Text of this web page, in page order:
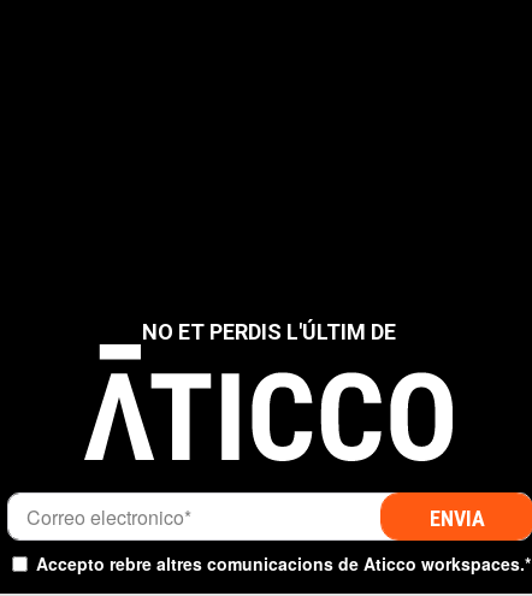
NO ET PERDIS L'ÚLTIM DE
Accepto rebre altres comunicacions de Aticco workspaces.*